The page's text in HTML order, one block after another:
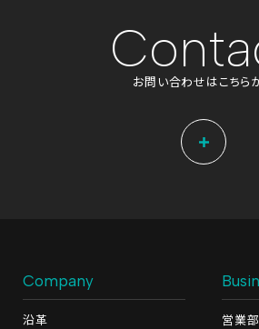
Conta
お問い合わせはこちら
Company
沿革
営業部